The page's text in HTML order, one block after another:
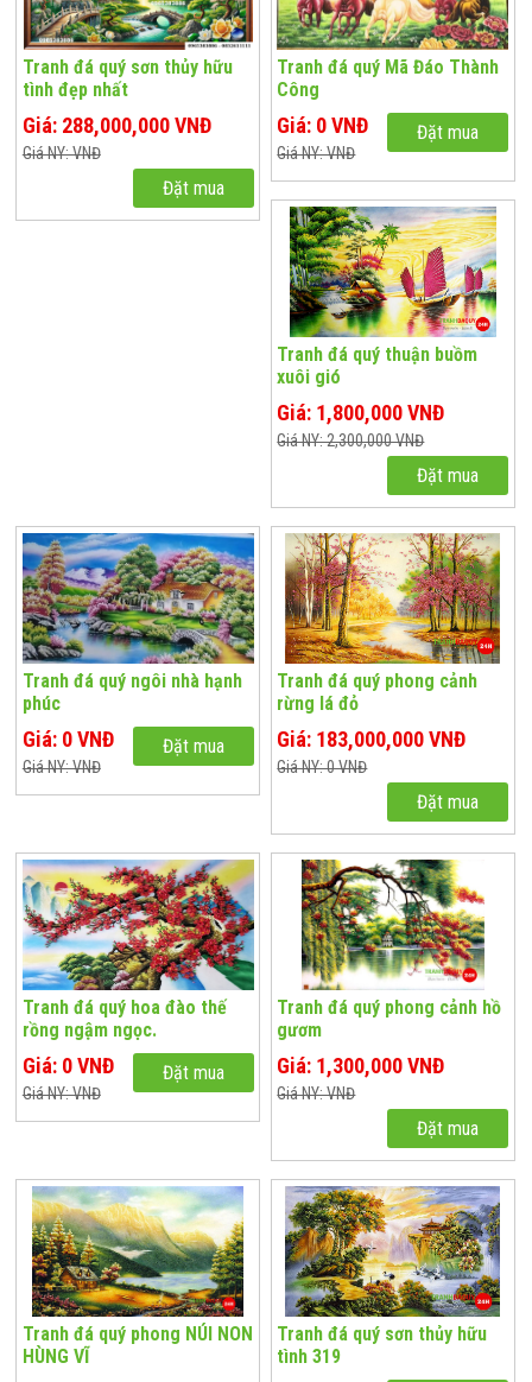
Tranh đá quý sơn thủy hữu
tình đẹp nhất
Giá: 288,000,000 VNĐ
Giá NY: VNĐ
Đặt mua
Tranh đá quý Mã Đáo Thành
Công
Giá: 0 VNĐ
Giá NY: VNĐ
Đặt mua
Tranh đá quý thuận buồm
xuôi gió
Giá: 1,800,000 VNĐ
Giá NY: 2,300,000 VNĐ
Đặt mua
Tranh đá quý ngôi nhà hạnh
phúc
Giá: 0 VNĐ
Giá NY: VNĐ
Đặt mua
Tranh đá quý phong cảnh
rừng lá đỏ
Giá: 183,000,000 VNĐ
Giá NY: 0 VNĐ
Đặt mua
Tranh đá quý hoa đào thế
rồng ngậm ngọc.
Giá: 0 VNĐ
Giá NY: VNĐ
Đặt mua
Tranh đá quý phong cảnh hồ
gươm
Giá: 1,300,000 VNĐ
Giá NY: VNĐ
Đặt mua
Tranh đá quý phong NÚI NON
HÙNG VĨ
Tranh đá quý sơn thủy hữu
tình 319